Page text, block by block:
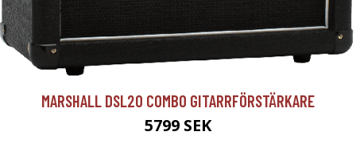
MARSHALL DSL20 COMBO GITARRFÖRSTÄRKARE
5799 SEK